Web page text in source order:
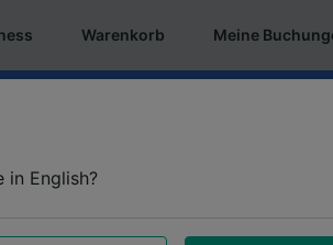
Warenkorb Meine
in English?